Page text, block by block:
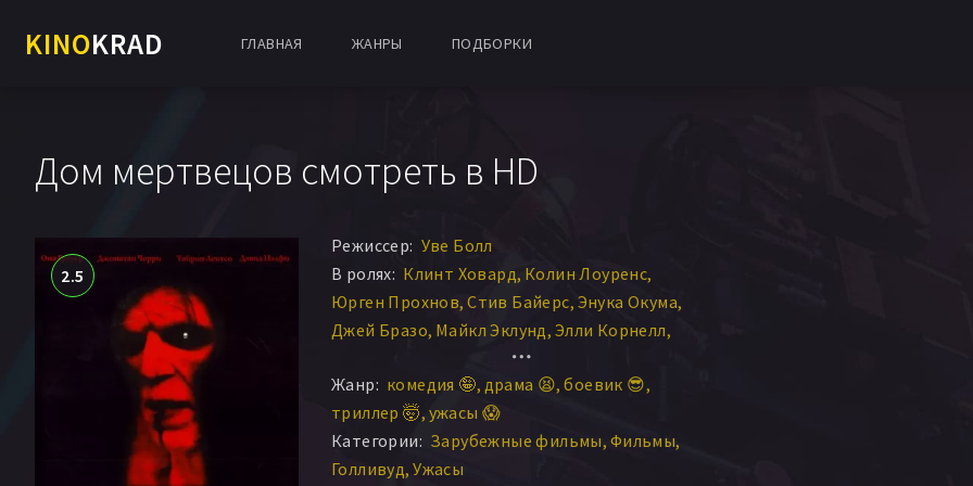
KINOKRAD ГЛАВНАЯ ЖАНРЫ ПОДБОРКИ
Дом мертвецов смотреть в HD
2.5
Режиссер: Уве Болл
В ролях: Клинт Ховард Колин Лоуренс
Юрген Прохнов Стив Байерс Энука Окума
Джей Бразо Майкл Эклунд Элли Корнелл
Эрика Дюранс
Тайрон Лейтсо Биф Нейкед
Джонатан Черри Адам Хэррингтон
Уилл Сэндерсон Элизабет Розен
Кира Клавелл Энтони Тимпоне
Жанр: комедия 🤪 драма 😫 боевик 😎
триллер 🤯 ужасы 😱
Категории: Зарубежные фильмы Фильмы
Голливуд Ужасы